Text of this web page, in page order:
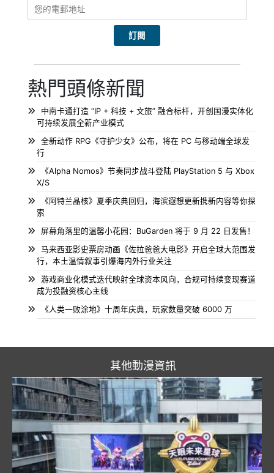
熱門頭條新聞
中南卡通打造 “IP + 科技 + 文旅” 融合标杆，开创国漫实体化
可持续发展全新产业模式
全新动作 RPG《守护少女》公布，将在 PC 与移动端全球发
行
《Alpha Nomos》节奏同步战斗登陆 PlayStation 5 与 Xbox
X/S
《阿特兰晶核》夏季庆典回归，海滨遐想更新携新内容等你探
索
屏幕角落里的温馨小花园：BuGarden 将于 9 月 22 日发售！
马来西亚影史票房动画《佐拉爸爸大电影》开启全球大范围发
行，本土温情叙事引爆海内外行业关注
游戏商业化模式迭代映射全球资本风向，合规可持续变现赛道
成为投融资核心主线
《人类一败涂地》十周年庆典，玩家数量突破 6000 万
其他動漫資訊